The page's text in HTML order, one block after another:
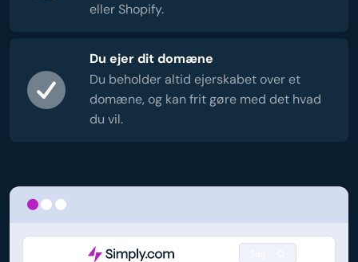
eller Shopify.
Du ejer dit domæne
Du beholder altid ejerskabet over et
domæne, og kan frit gøre med det hvad
du vil.